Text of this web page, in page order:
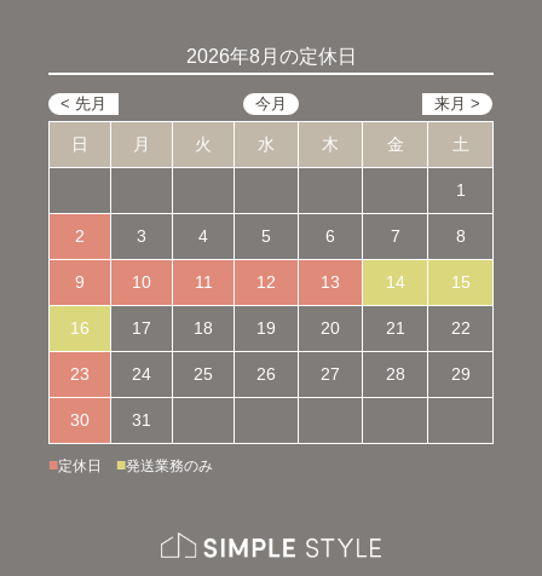
2026年8月の定休日
日 月 火 水 木 金 土
1
2 3 4 5 6 7 8
9 10 11 12 13 14 15
16 17 18 19 20 21 22
23 24 25 26 27 28 29
30 31
■定休日 ■発送業務のみ